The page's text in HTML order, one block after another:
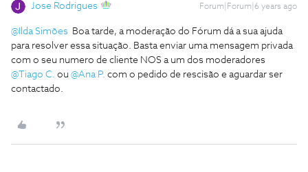
Jose Rodrigues Forum|Forum|6 years ago
@Ilda Simões Boa tarde, a moderação do Fórum dá a sua ajuda
para resolver essa situação. Basta enviar uma mensagem privada
com o seu numero de cliente NOS a um dos moderadores
@Tiago C. ou @Ana P. com o pedido de rescisão e aguardar ser
contactado.